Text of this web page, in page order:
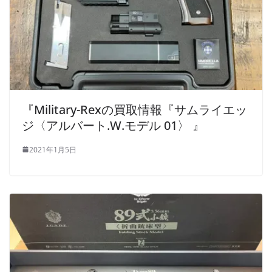
『Military-Rexの買取情報『サムライエッ
ジ〈アルバート.W.モデル 01〉 』
2021年1月5日